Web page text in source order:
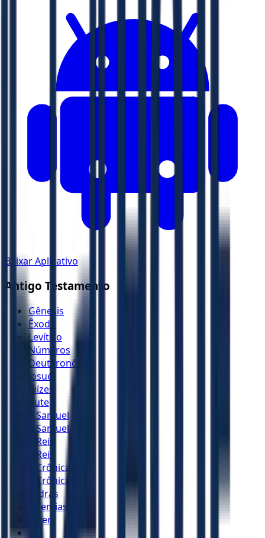
Baixar Aplicativo
Antigo Testamento
Gênesis
Êxodo
Levítico
Números
Deuteronômio
Josué
Juízes
Rute
1 Samuel
2 Samuel
1 Reis
2 Reis
1 Crônicas
2 Crônicas
Esdras
Neemias
Ester